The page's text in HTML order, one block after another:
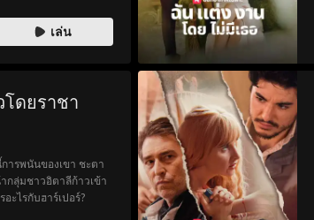
เล่น
ดยราชา
ารพนันของเขา ชะตา
กลุ่มชาวอิตาลีก้าวเข้า
ะไรกับฮาร์เปอร์?